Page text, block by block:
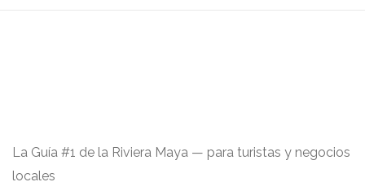
La Guía #1 de la Riviera Maya — para turistas y negocios
locales